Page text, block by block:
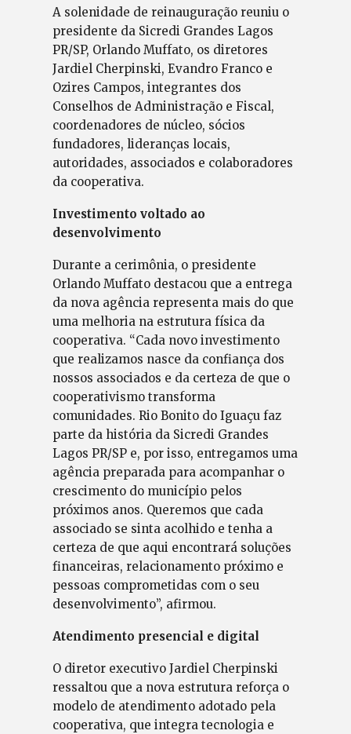
A solenidade de reinauguração reuniu o
presidente da Sicredi Grandes Lagos
PR/SP, Orlando Muffato, os diretores
Jardiel Cherpinski, Evandro Franco e
Ozires Campos, integrantes dos
Conselhos de Administração e Fiscal,
coordenadores de núcleo, sócios
fundadores, lideranças locais,
autoridades, associados e colaboradores
da cooperativa.
Investimento voltado ao
desenvolvimento
Durante a cerimônia, o presidente
Orlando Muffato destacou que a entrega
da nova agência representa mais do que
uma melhoria na estrutura física da
cooperativa. “Cada novo investimento
que realizamos nasce da confiança dos
nossos associados e da certeza de que o
cooperativismo transforma
comunidades. Rio Bonito do Iguaçu faz
parte da história da Sicredi Grandes
Lagos PR/SP e, por isso, entregamos uma
agência preparada para acompanhar o
crescimento do município pelos
próximos anos. Queremos que cada
associado se sinta acolhido e tenha a
certeza de que aqui encontrará soluções
financeiras, relacionamento próximo e
pessoas comprometidas com o seu
desenvolvimento”, afirmou.
Atendimento presencial e digital
O diretor executivo Jardiel Cherpinski
ressaltou que a nova estrutura reforça o
modelo de atendimento adotado pela
cooperativa, que integra tecnologia e